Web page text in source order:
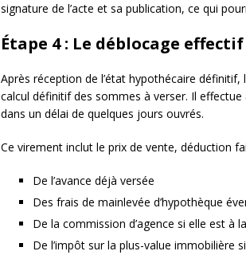
signature de l’acte et sa publication, ce qui
Étape 4 : Le déblocage
Après réception de l’état hypothécaire définitif,
calcul définitif des sommes à verser. Il
dans un délai de quelques jours ouvrés.
Ce virement inclut le prix de vente, déduction
De l’avance déjà versée
Des frais de mainlevée d’hypothèque
De la commission d’agence si elle est à
De l’impôt sur la plus-value immobilière